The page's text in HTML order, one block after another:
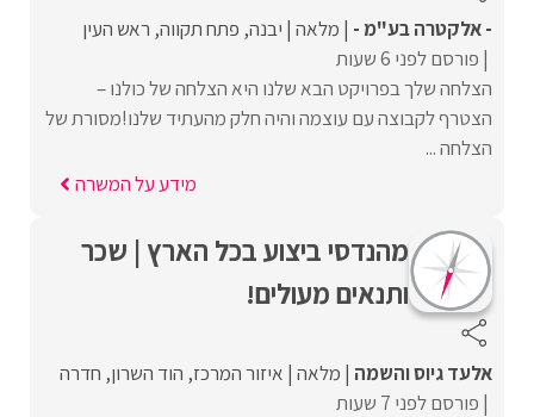
- אלקטרה בע"מ - מלאה יבנה פתח תקווה ראש העין
פורסם לפני 6 שעות
הצלחה שלך בפרויקט הבא שלנו היא הצלחה של כולנו –
הצטרף לקבוצה עם עוצמה והיה חלק מהעתיד שלנו!מסורת של
הצלחה ...
מידע על המשרה
מהנדסי ביצוע בכל הארץ | שכר
ותנאים מעולים!
אלעד גיוס והשמה מלאה איזור המרכז הוד השרון חדרה
פורסם לפני 7 שעות